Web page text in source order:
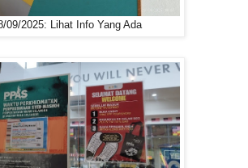
09/2025: Lihat Info Yang Ada